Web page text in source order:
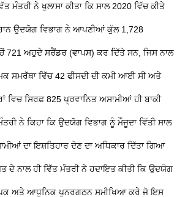
ਮੰਤਰੀ ਨੇ ਖੁਲਾਸਾ ਕੀਤਾ ਕਿ ਸਾਲ 2020 ਵਿੱਚ ਕੀਤੇ
ਉਦਯੋਗ ਵਿਭਾਗ ਨੇ ਆਪਣੀਆਂ ਕੁੱਲ 1,728
721 ਅਹੁਦੇ ਸਰੈਂਡਰ (ਵਾਪਸ) ਕਰ ਦਿੱਤੇ ਸਨ, ਜਿਸ ਨਾਲ
ਸਮਰੱਥਾ ਵਿੱਚ 42 ਫੀਸਦੀ ਦੀ ਕਮੀ ਆਈ ਸੀ ਅਤੇ
ਵਿਚ ਸਿਰਫ਼ 825 ਪ੍ਰਵਾਨਿਤ ਅਸਾਮੀਆਂ ਹੀ ਬਾਕੀ
ਨੇ ਕਿਹਾ ਕਿ ਉਦਯੋਗ ਵਿਭਾਗ ਨੂੰ ਮੌਜੂਦਾ ਵਿੱਤੀ ਸਾਲ
ਦਾ ਇਸ਼ਤਿਹਾਰ ਦੇਣ ਦਾ ਅਧਿਕਾਰ ਦਿੱਤਾ ਗਿਆ
ਦੇ ਨਾਲ ਹੀ ਵਿੱਤ ਮੰਤਰੀ ਨੇ ਹਦਾਇਤ ਕੀਤੀ ਕਿ ਉਦਯੋਗ
ਅਤੇ ਆਧੁਨਿਕ ਪੁਨਰਗਠਨ ਸਮੀਖਿਆ ਕਰੇ ਜੋ ਇਸ